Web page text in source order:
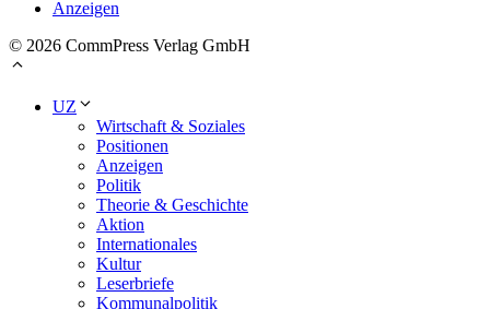
Anzeigen
© 2026 CommPress Verlag GmbH
UZ
Wirtschaft & Soziales
Positionen
Anzeigen
Politik
Theorie & Geschichte
Aktion
Internationales
Kultur
Leserbriefe
Kommunalpolitik